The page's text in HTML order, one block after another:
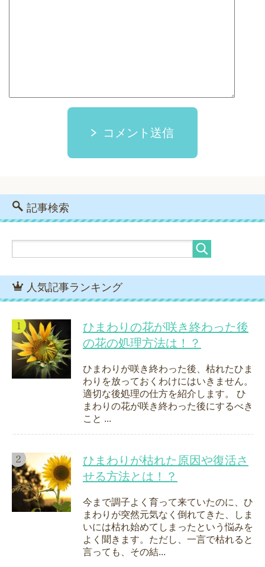
コメント送信
記事検索
人気記事ランキング
ひまわりの花が咲き終わった後
の花の処理方法は！？
ひまわりが咲き終わった後、枯れたひま
わりを放っておくわけにはいきません。
適切な後処理の仕方を紹介します。 ひ
まわりの花が咲き終わった後にするべき
こと ...
ひまわりが枯れた原因や復活さ
せる方法とは！？
今まで調子よく育って来ていたのに、ひ
まわりが突然元気なく倒れてきた、しま
いには枯れ始めてしまったという悩みを
よく聞きます。ただし、一言で枯れると
言っても、その結...